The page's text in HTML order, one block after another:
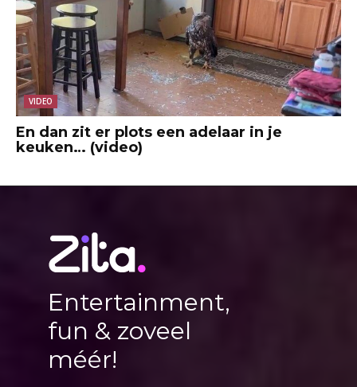
VIDEO
En dan zit er plots een adelaar in je
keuken… (video)
Entertainment,
fun & zoveel
méér!